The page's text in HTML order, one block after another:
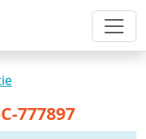
777897